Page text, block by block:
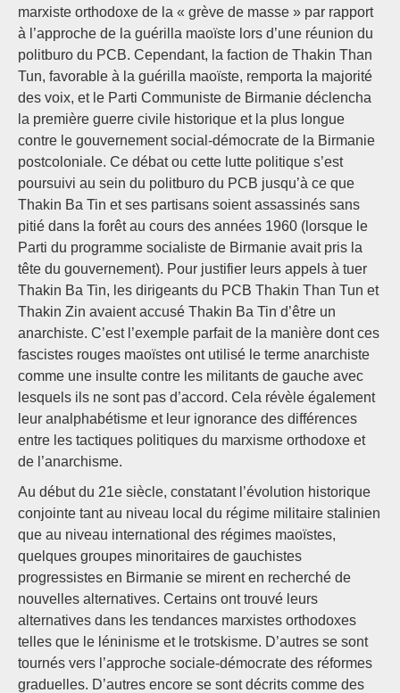
marxiste orthodoxe de la « grève de masse » par rapport
à l’approche de la guérilla maoïste lors d’une réunion du
politburo du PCB. Cependant, la faction de Thakin Than
Tun, favorable à la guérilla maoïste, remporta la majorité
des voix, et le Parti Communiste de Birmanie déclencha
la première guerre civile historique et la plus longue
contre le gouvernement social-démocrate de la Birmanie
postcoloniale. Ce débat ou cette lutte politique s’est
poursuivi au sein du politburo du PCB jusqu’à ce que
Thakin Ba Tin et ses partisans soient assassinés sans
pitié dans la forêt au cours des années 1960 (lorsque le
Parti du programme socialiste de Birmanie avait pris la
tête du gouvernement). Pour justifier leurs appels à tuer
Thakin Ba Tin, les dirigeants du PCB Thakin Than Tun et
Thakin Zin avaient accusé Thakin Ba Tin d’être un
anarchiste. C’est l’exemple parfait de la manière dont ces
fascistes rouges maoïstes ont utilisé le terme anarchiste
comme une insulte contre les militants de gauche avec
lesquels ils ne sont pas d’accord. Cela révèle également
leur analphabétisme et leur ignorance des différences
entre les tactiques politiques du marxisme orthodoxe et
de l’anarchisme.
Au début du 21e siècle, constatant l’évolution historique
conjointe tant au niveau local du régime militaire stalinien
que au niveau international des régimes maoïstes,
quelques groupes minoritaires de gauchistes
progressistes en Birmanie se mirent en recherché de
nouvelles alternatives. Certains ont trouvé leurs
alternatives dans les tendances marxistes orthodoxes
telles que le léninisme et le trotskisme. D’autres se sont
tournés vers l’approche sociale-démocrate des réformes
graduelles. D’autres encore se sont décrits comme des